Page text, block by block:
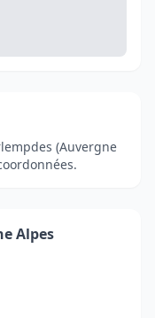
(Auvergne
Alpes